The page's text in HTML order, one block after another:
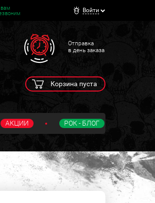
Войти
Отправка
в день заказа
Корзина пуста
АКЦИИ РОК - БЛОГ